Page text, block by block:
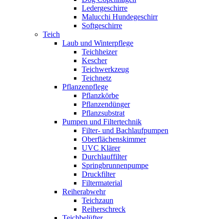
Ledergeschirre
Malucchi Hundegeschirr
Softgeschirre
Teich
Laub und Winterpflege
Teichheizer
Kescher
Teichwerkzeug
Teichnetz
Pflanzenpflege
Pflanzkörbe
Pflanzendünger
Pflanzsubstrat
Pumpen und Filtertechnik
Filter- und Bachlaufpumpen
Oberflächenskimmer
UVC Klärer
Durchlauffilter
Springbrunnenpumpe
Druckfilter
Filtermaterial
Reiherabwehr
Teichzaun
Reiherschreck